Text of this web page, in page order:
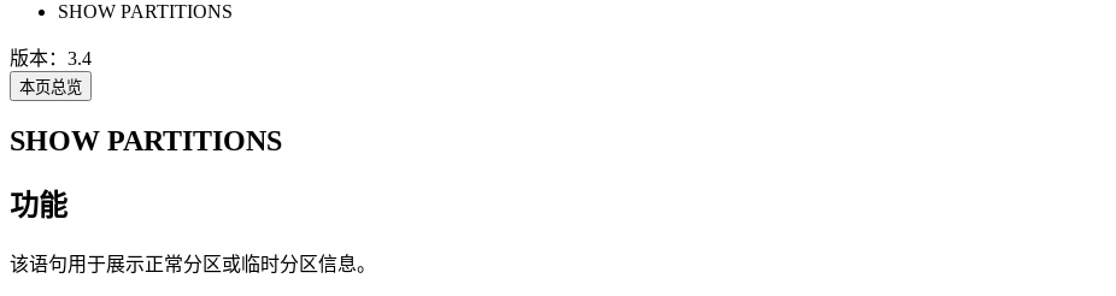
SHOW PARTITIONS
版本：3.4
本页总览
SHOW PARTITIONS
功能
该语句用于展示正常分区或临时分区信息。